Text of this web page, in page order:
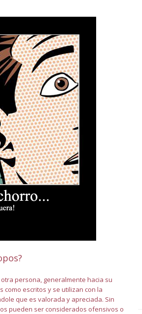
persona, generalmente hacia su
escritos y se utilizan con la
que es valorada y apreciada. Sin
pueden ser considerados ofensivos o